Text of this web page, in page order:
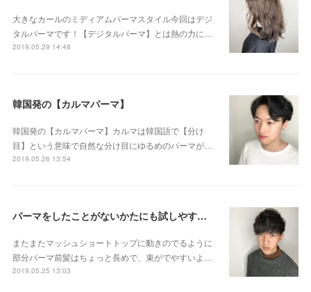
大きなカールのミディアムパーマスタイル今回はデジ
タルパーマです！【デジタルパーマ】とは熱の力に…
2019.05.29 14:48
韓国発の【カルマパーマ】
韓国発の【カルマパーマ】カルマは韓国語で【分け
目】という意味で自然な分け目にゆるめのパーマが…
2019.05.26 13:54
パーマをしたことがないかたにも試しやすい 部分パーマのご紹介です😊👌
またまたマッシュショートトップに動きのでるように
部分パーマ前髪はちょっと長めで、束がでやすいよ…
2019.05.25 13:03